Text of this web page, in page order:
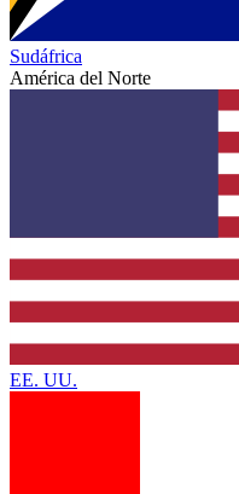
Sudáfrica
América del Norte
EE. UU.